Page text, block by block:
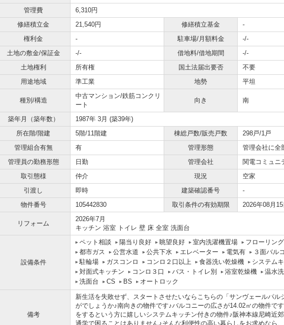
管理費
6,310円
修繕積立金
21,540円 修繕積立基金
-
権利金
- 駐車場/月額料金
-/-
土地の敷金/保証金
-/- 借地料/借地期間
-/-
土地権利
所有権 国土法届出要否
不要
用途地域
準工業 地勢 平坦
種別/構造
中古マンション/鉄筋コンクリ
ート
向き 南
築年月（築年数）
1987年 3月 (築39年)
所在階/階建
5階/11階建 棟総戸数/販売戸数
298戸/1戸
管理組合有無
有 管理形態
管理会社に全
管理員の勤務形態
日勤 管理会社
関電コミュニ
取引態様
仲介 現況
空家
引渡し
即時 建築確認番号
-
物件番号
105442830 取引条件の有効期限 2026年08月15
リフォーム
2026年7月
キッチン 浴室 トイレ 壁 床 全室 洗面台
設備条件
ペット相談 陽当り良好 眺望良好 室内洗濯機置場 フローリング
都市ガス
公営水道 公共下水 エレベーター 電気有
３面バル
駐輪場
ガスコンロ コンロ２口以上 食器洗い乾燥機
システム
対面式キッチン
コンロ３口 バス・トイレ別 浴室乾燥機
温水
洗面台
CS BS オートロック
備考
新生活を失敗せず、スタートさせたいならこちらの「サンヴェールパル
がでしょうか♪南向きの物件です♪バルコニーの広さが14.02㎡の物件で
をするという方に嬉しいシステムキッチン付きの物件♪阪神本線尼崎近
通学で困ることはありません♪そんな利便性の高い暮らしをお求めなら